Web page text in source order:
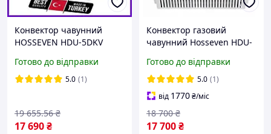
Конвектор чавунний
HOSSEVEN HDU-5DKV
газовий настінний
Турецький з
Готово до відправки
5.0 (1)
17 690₴
19 655.56 ₴
Конвектор газовий
чавунний Hosseven HDU-
5 кВт до 50 м2 з
італійською автоматикою
EuroSit + димохід
Готово до відправки
5.0 (1)
від 1770₴/міс
17 700₴
18 700 ₴